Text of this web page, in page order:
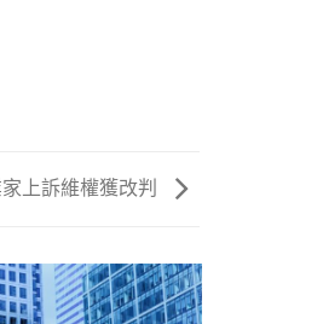
上訴維權獲改判